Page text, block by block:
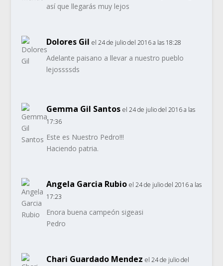
así que llegarás muy lejos
Dolores Gil el 24 de julio del 2016 a las 18:28
Adelante paisano a llevar a nuestro pueblo
lejossssds
Gemma Gil Santos el 24 de julio del 2016 a las
17:36
Este es Nuestro Pedro!!!
Haciendo patria.
Angela Garcia Rubio el 24 de julio del 2016 a las
17:23
Enora buena campeón sigeasi
Pedro
Chari Guardado Mendez el 24 de julio del